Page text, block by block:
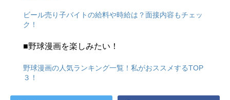
ビール売り子バイトの給料や時給は？面接内容もチェッ
ク！
■野球漫画を楽しみたい！
野球漫画の人気ランキング一覧！私がおススメするTOP
３！